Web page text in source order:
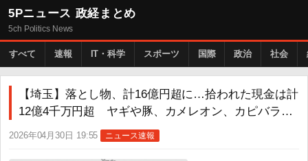
5Pニュース 政経まとめ
5ch Politics News
すべて 速報 IT・科学 スポーツ 国際 政治 社会
【埼玉】落とし物、計16億円超に…拾われた現金は計
12億4千万円超 ヤギや豚、カメレオン、カピバラ…
2026年04月30日 19:55 ニュース速報